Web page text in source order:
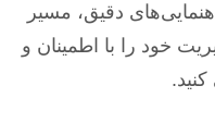
دقیق، مسیر
خود را با اطمینان و